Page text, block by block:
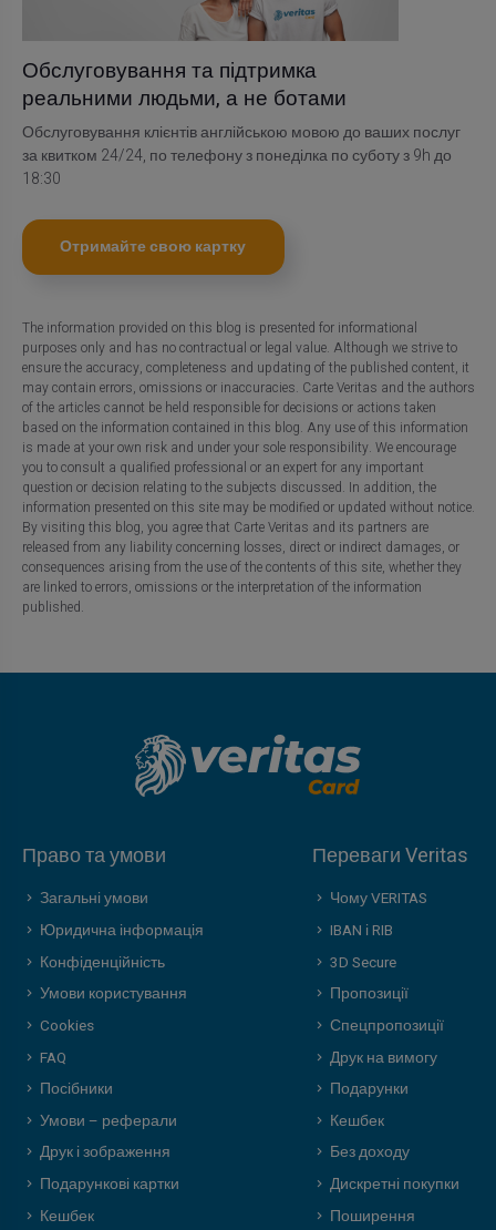
Обслуговування та підтримка
реальними людьми, а не ботами
Обслуговування клієнтів англійською мовою до ваших послуг
за квитком 24/24, по телефону з понеділка по суботу з 9h до
18:30
Отримайте свою картку
The information provided on this blog is presented for informational
purposes only and has no contractual or legal value. Although we strive to
ensure the accuracy, completeness and updating of the published content, it
may contain errors, omissions or inaccuracies. Carte Veritas and the authors
of the articles cannot be held responsible for decisions or actions taken
based on the information contained in this blog. Any use of this information
is made at your own risk and under your sole responsibility. We encourage
you to consult a qualified professional or an expert for any important
question or decision relating to the subjects discussed. In addition, the
information presented on this site may be modified or updated without notice.
By visiting this blog, you agree that Carte Veritas and its partners are
released from any liability concerning losses, direct or indirect damages, or
consequences arising from the use of the contents of this site, whether they
are linked to errors, omissions or the interpretation of the information
published.
Право та умови
Загальні умови
Юридична інформація
Конфіденційність
Умови користування
Cookies
FAQ
Посібники
Умови – реферали
Друк і зображення
Подарункові картки
Кешбек
Переваги Veritas
Чому VERITAS
IBAN і RIB
3D Secure
Пропозиції
Спецпропозиції
Друк на вимогу
Подарунки
Кешбек
Без доходу
Дискретні покупки
Поширення